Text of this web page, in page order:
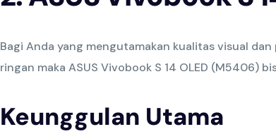
Bagi Anda yang mengutamakan kualitas visual
ringan maka ASUS Vivobook S 14 OLED (M5406)
Keunggulan Utama